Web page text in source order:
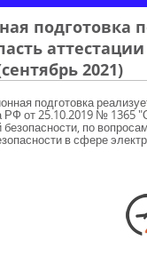
2021)
подготовка
РФ от 25.10.2019 № 1365
по
в сфере